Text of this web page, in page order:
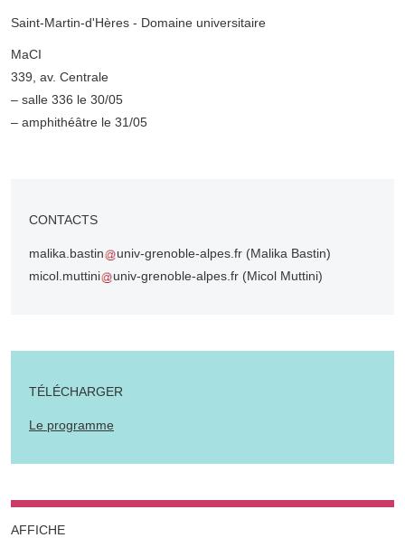
Saint-Martin-d'Hères - Domaine universitaire
Complément lieu
MaCI
339, av. Centrale
– salle 336 le 30/05
– amphithéâtre le 31/05
CONTACTS
malika.bastin univ-grenoble-alpes.fr (Malika Bastin)
micol.muttini
univ-grenoble-alpes.fr (Micol Muttini)
TÉLÉCHARGER
Le programme
AFFICHE